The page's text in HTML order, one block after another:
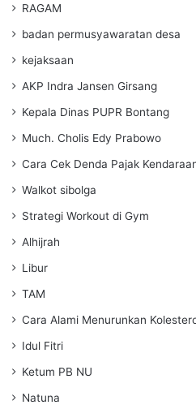
RAGAM
badan permusyawaratan desa
kejaksaan
AKP Indra Jansen Girsang
Kepala Dinas PUPR Bontang
Much. Cholis Edy Prabowo
Cara Cek Denda Pajak
Walkot sibolga
Strategi Workout di Gym
Alhijrah
Libur
TAM
Cara Alami Menurunkan
Idul Fitri
Ketum PB NU
Natuna